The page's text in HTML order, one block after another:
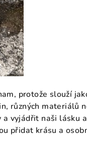
protože slouží
různých materiálů
vyjádřit naši lásku
přidat krásu a